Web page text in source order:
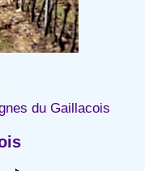
du Gaillacois